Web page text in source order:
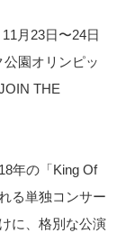
月23日〜24日
園オリンピッ
THE
年の「King Of
る単独コンサー
に、格別な公演